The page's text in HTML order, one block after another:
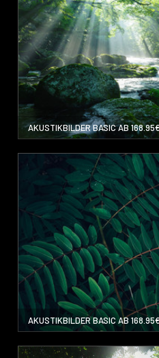
AKUSTIKBILDER BASIC AB
AKUSTIKBILDER BASIC AB